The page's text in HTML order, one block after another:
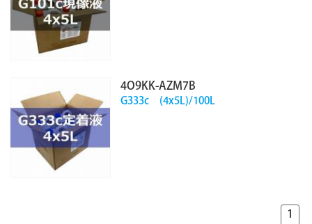
4O9KK-AZM7B
G333c (4x5L)/100L
1